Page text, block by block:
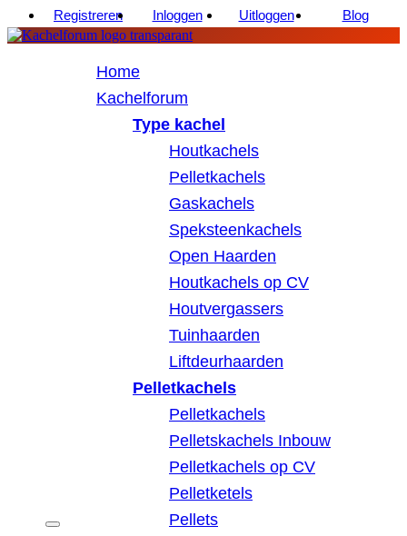
Registreren Inloggen Uitloggen Blog
Home
Kachelforum
Type kachel
Houtkachels
Pelletkachels
Gaskachels
Speksteenkachels
Open Haarden
Houtkachels op CV
Houtvergassers
Tuinhaarden
Liftdeurhaarden
Pelletkachels
Pelletkachels
Pelletskachels Inbouw
Pelletkachels op CV
Pelletketels
Pellets